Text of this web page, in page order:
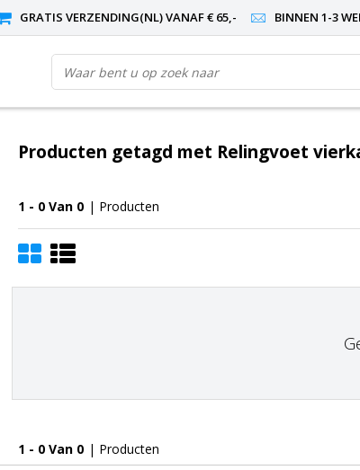
GRATIS VERZENDING(NL) VANAF € 65,- BINNEN 1-3
Producten getagd met Relingvoet
1 - 0 Van 0 | Producten
1 - 0 Van 0 | Producten